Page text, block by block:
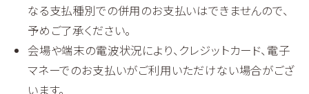
なる支払種別での併用のお支払いはできませんので、
予めご了承ください。
会場や端末の電波状況により、クレジットカード、電子
マネーでのお支払いがご利用いただけない場合がござ
います。